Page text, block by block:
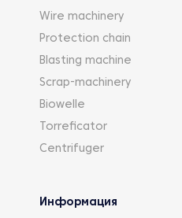
Wire machinery
Protection chain
Blasting machine
Scrap-machinery
Biowelle
Torreficator
Centrifuger
Информация